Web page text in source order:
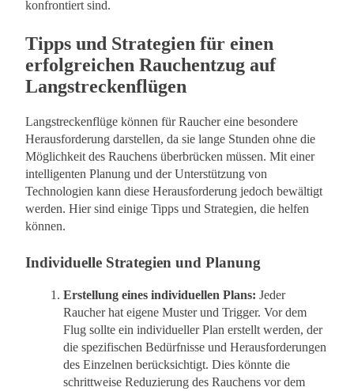
konfrontiert sind.
Tipps und Strategien für einen
erfolgreichen Rauchentzug auf
Langstreckenflügen
Langstreckenflüge können für Raucher eine besondere
Herausforderung darstellen, da sie lange Stunden ohne die
Möglichkeit des Rauchens überbrücken müssen. Mit einer
intelligenten Planung und der Unterstützung von
Technologien kann diese Herausforderung jedoch bewältigt
werden. Hier sind einige Tipps und Strategien, die helfen
können.
Individuelle Strategien und Planung
Erstellung eines individuellen Plans: Jeder
Raucher hat eigene Muster und Trigger. Vor dem
Flug sollte ein individueller Plan erstellt werden, der
die spezifischen Bedürfnisse und Herausforderungen
des Einzelnen berücksichtigt. Dies könnte die
schrittweise Reduzierung des Rauchens vor dem